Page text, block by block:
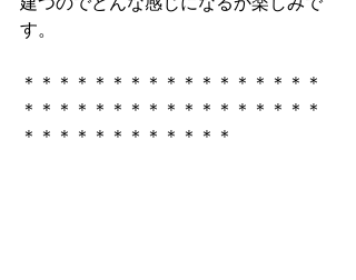
す。
＊＊＊＊＊＊＊＊＊＊＊＊＊＊＊＊＊
＊＊＊＊＊＊＊＊＊＊＊＊＊＊＊＊＊
＊＊＊＊＊＊＊＊＊＊＊＊